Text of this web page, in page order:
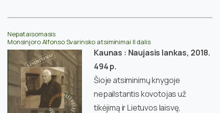
Nepataisomasis
Monsinjoro Alfonso Svarinsko atsiminimai II dalis
Kaunas : Naujasis lankas, 2018.
494 p.
Šioje atsiminimų knygoje
nepailstantis kovotojas už
tikėjimą ir Lietuvos laisvę,